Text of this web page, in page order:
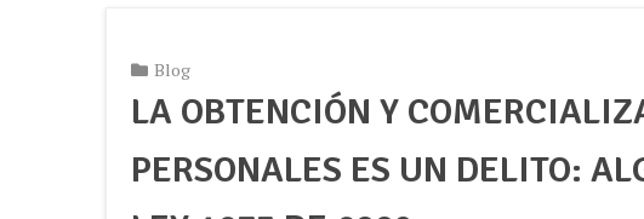
Blog
LA OBTENCIÓN Y
PERSONALES ES UN DELITO: